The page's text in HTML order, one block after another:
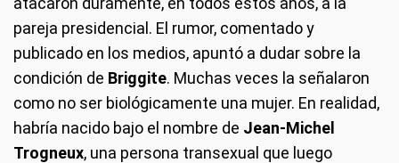
pareja presidencial. El rumor, comentado y
publicado en los medios, apuntó a dudar sobre la
condición de Briggite. Muchas veces la señalaron
como no ser biológicamente una mujer. En realidad,
habría nacido bajo el nombre de Jean-Michel
Trogneux, una persona transexual que luego